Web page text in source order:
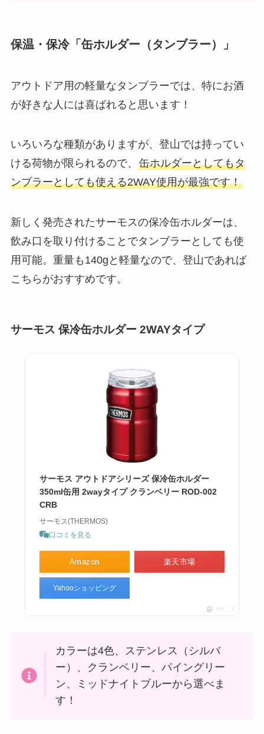
保温・保冷「缶ホルダー（タンブラー）」
アウトドア用の軽量なタンブラーでは、特にお酒
が好きな人には喜ばれると思います！
いろいろな種類がありますが、登山では持ってい
ける荷物が限られるので、 缶ホルダーとしてもタ
ンブラーとしても使える2WAY使用が最強です！
新しく発売されたサーモスの保冷缶ホルダーは、
飲み口を取り付けることでタンブラーとしても使
用可能。重量も140gと軽量なので、登山であれば
こちらがおすすめです。
サーモス 保冷缶ホルダー 2WAYタイプ
サーモス アウトドアシリーズ 保冷缶ホルダー
350ml缶用 2wayタイプ クランベリー ROD-002
CRB
サーモス(THERMOS)
口コミを見る
Amazon 楽天市場
Yahooショッピング
ポチップ
カラーは4色、ステンレス（シルバ
ー）、クランベリー、パイングリー
ン、ミッドナイトブルーから選べま
す！